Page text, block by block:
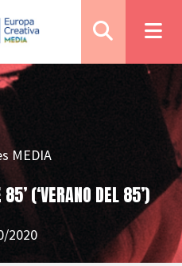
MEDIA
(‘VERANO DEL 85’)
2020